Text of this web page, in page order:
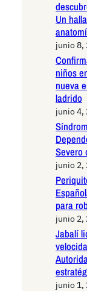
Un
junio 8,
niños
nueva
ladrido
junio 4,
Severo
junio 2,
para
junio 2,
Jabalí
junio 1,